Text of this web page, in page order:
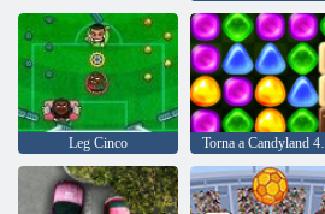
Leg Cinco Torna a